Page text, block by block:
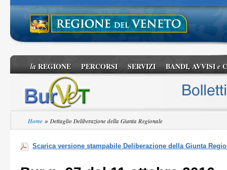
laREGIONE PERCORSI SERVIZI BANDI, AVVISIe
Home »Dettaglio Deliberazione della Giunta Regionale
Scarica versione stampabile Deliberazione della Giunta